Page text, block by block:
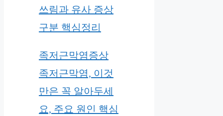
쓰림과 유사 증상
구분 핵심정리
족저근막염증상
족저근막염, 이것
만은 꼭 알아두세
요, 주요 원인 핵심